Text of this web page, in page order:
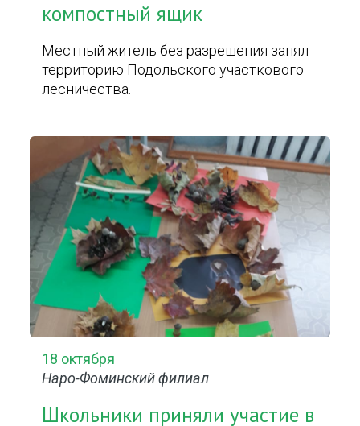
компостный ящик
Местный житель без разрешения занял
территорию Подольского участкового
лесничества.
18 октября
Наро-Фоминский филиал
Школьники приняли участие в